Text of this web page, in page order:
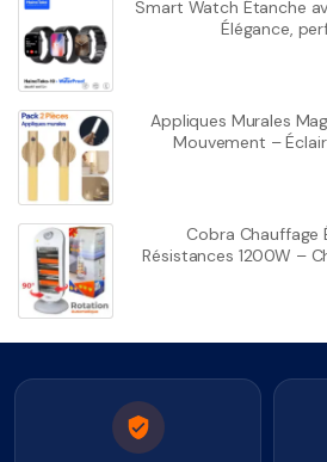
Smart Watch Étanche
Élégance,
Appliques Murales
Mouvement –
Cobra Chauffage
Résistances 1200W –